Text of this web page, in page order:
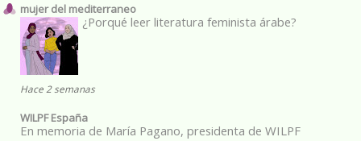
mujer del mediterraneo
¿Porqué leer literatura feminista árabe?
Hace 2 semanas
WILPF España
En memoria de María Pagano, presidenta de WILPF